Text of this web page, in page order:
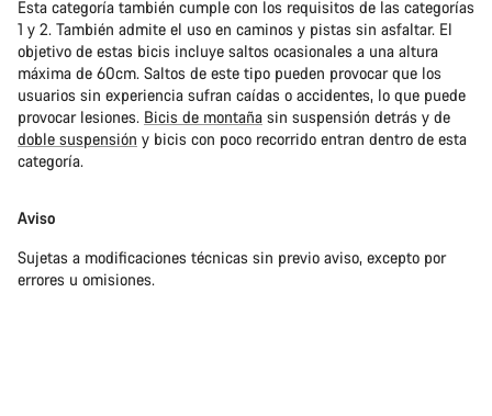
Esta categoría también cumple con los requisitos de las categorías
1 y 2. También admite el uso en caminos y pistas sin asfaltar. El
objetivo de estas bicis incluye saltos ocasionales a una altura
máxima de 60cm. Saltos de este tipo pueden provocar que los
usuarios sin experiencia sufran caídas o accidentes, lo que puede
provocar lesiones. Bicis de montaña sin suspensión detrás y de
doble suspensión y bicis con poco recorrido entran dentro de esta
categoría.
Aviso
Sujetas a modificaciones técnicas sin previo aviso, excepto por
errores u omisiones.